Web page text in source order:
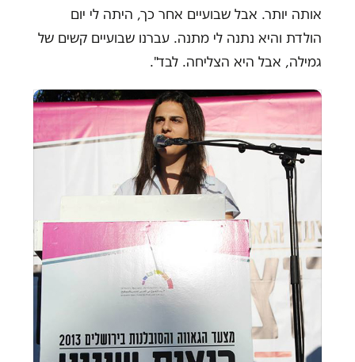
אותה יותר. אבל שבועיים אחר כך, היתה לי יום
הולדת והיא נתנה לי מתנה. עברנו שבועיים קשים של
גמילה, אבל היא הצליחה. לבד".